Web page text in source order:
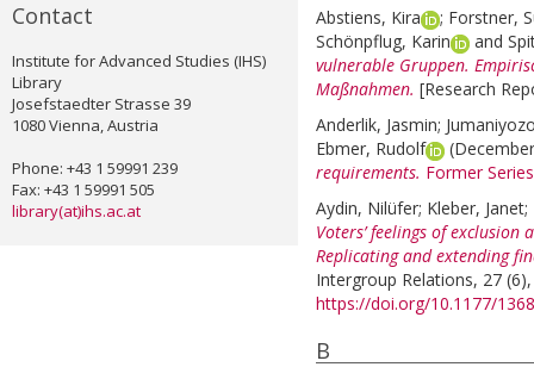
Contact
Institute for Advanced Studies (IHS)
Library
Josefstaedter Strasse 39
1080 Vienna, Austria
Phone: +43 1 59991 239
Fax: +43 1 59991 505
library(at)ihs.ac.at
Abstiens, Kira
; Forstner,
Schönpflug, Karin
and
vulnerable Gruppen.
Maßnahmen. [Research
Anderlik, Jasmin;
Ebmer, Rudolf
requirements. Former Series
Aydin, Nilüfer; Kleber, Janet;
Voters’ feelings of
Replicating and extending
Intergroup Relations, 27
https://doi.org/10.1177/
B